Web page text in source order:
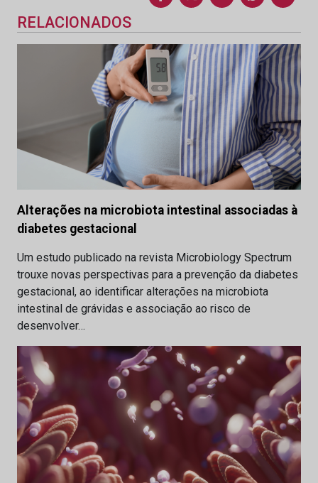
RELACIONADOS
Alterações na microbiota intestinal associadas à
diabetes gestacional
Um estudo publicado na revista Microbiology Spectrum
trouxe novas perspectivas para a prevenção da diabetes
gestacional, ao identificar alterações na microbiota
intestinal de grávidas e associação ao risco de
desenvolver…